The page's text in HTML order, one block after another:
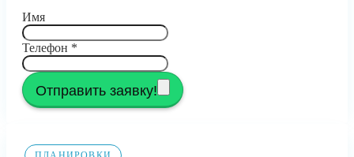
Имя
Телефон *
Отправить заявку!